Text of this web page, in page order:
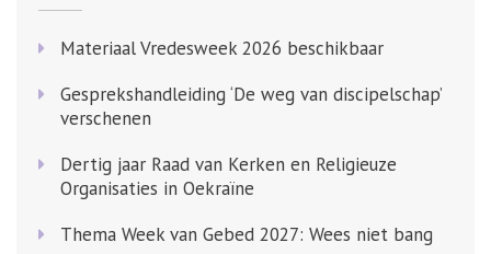
Materiaal Vredesweek 2026 beschikbaar
Gesprekshandleiding ‘De weg van discipelschap’
verschenen
Dertig jaar Raad van Kerken en Religieuze
Organisaties in Oekraïne
Thema Week van Gebed 2027: Wees niet bang